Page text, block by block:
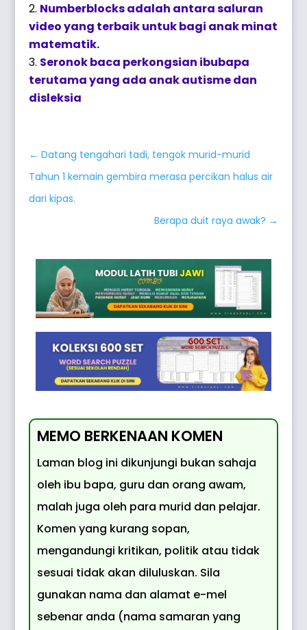
Numberblocks adalah antara saluran
video yang terbaik untuk bagi anak minat
matematik.
Seronok baca perkongsian ibubapa
terutama yang ada anak autisme dan
disleksia
←Datang tengahari tadi, tengok murid-murid
Tahun 1 kemain gembira merasa percikan halus air
dari kipas.
Berapa duit raya awak? →
MEMO BERKENAAN KOMEN
Laman blog ini dikunjungi bukan sahaja
oleh ibu bapa, guru dan orang awam,
malah juga oleh para murid dan pelajar.
Komen yang kurang sopan,
mengandungi kritikan, politik atau tidak
sesuai tidak akan diluluskan. Sila
gunakan nama dan alamat e-mel
sebenar anda (nama samaran yang